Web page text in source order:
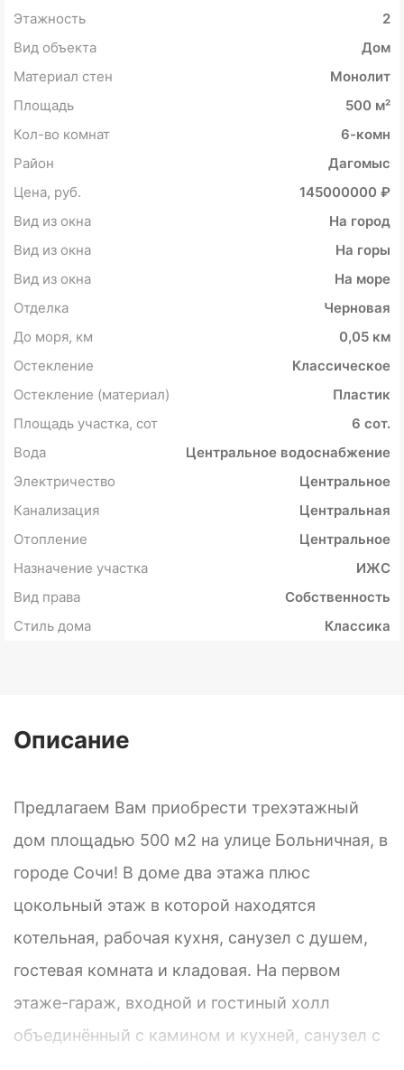
Этажность
2
Вид объекта
Дом
Материал стен
Монолит
Площадь
500 м²
Кол-во комнат
6-комн
Район
Дагомыс
Цена, руб.
145000000 ₽
Вид из окна
На город
Вид из окна
На горы
Вид из окна
На море
Отделка
Черновая
До моря, км
0,05 км
Остекление
Классическое
Остекление (материал)
Пластик
Площадь участка, сот
6 сот.
Вода
Центральное водоснабжение
Электричество
Центральное
Канализация
Центральная
Отопление
Центральное
Назначение участка
ИЖС
Вид права
Собственность
Стиль дома
Классика
Описание
Предлагаем Вам приобрести трехэтажный
дом площадью 500 м2 на улице Больничная, в
городе Сочи! В доме два этажа плюс
цокольный этаж в которой находятся
котельная, рабочая кухня, санузел с душем,
гостевая комната и кладовая. На первом
этаже-гараж, входной и гостиный холл
объединённый с камином и кухней, санузел с